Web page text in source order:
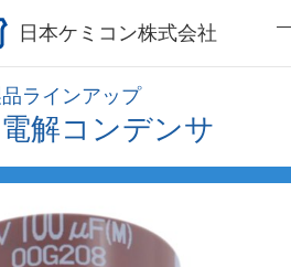
日本ケミコン株式会社
ラインアップ
解コンデンサ